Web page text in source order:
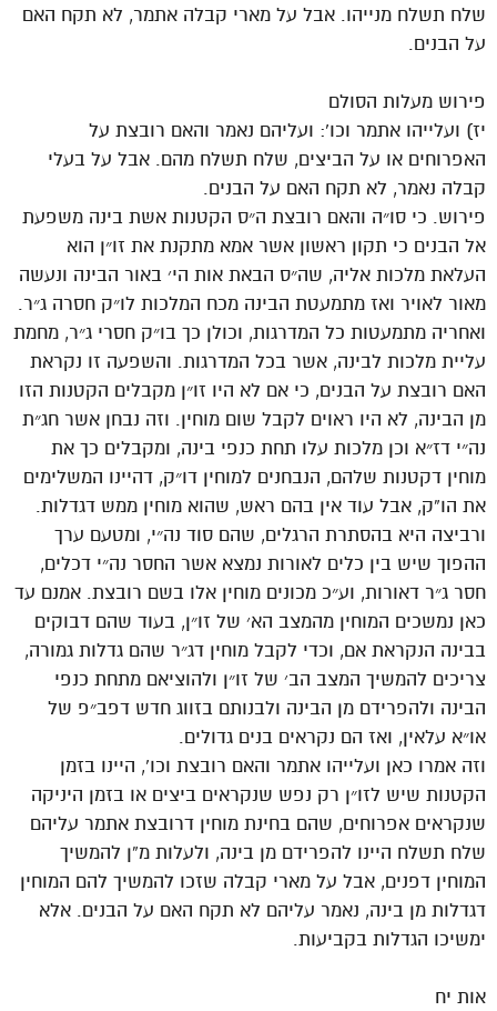
שלח תשלח מנייהו. אבל על מארי קבלה אתמר, לא תקח האם
על הבנים.
פירוש מעלות הסולם
יז) ועלייהו אתמר וכו’: ועליהם נאמר והאם רובצת על
האפרוחים או על הביצים, שלח תשלח מהם. אבל על בעלי
קבלה נאמר, לא תקח האם על הבנים.
פירוש. כי סו״ה והאם רובצת ה״ס הקטנות אשת בינה משפעת
אל הבנים כי תקון ראשון אשר אמא מתקנת את זו״ן הוא
העלאת מלכות אליה, שה״ס הבאת אות הי׳ באור הבינה ונעשה
מאור לאויר ואז מתמעטת הבינה מכח המלכות לו״ק חסרה ג״ר.
ואחריה מתמעטות כל המדרגות, וכולן כך בו״ק חסרי ג״ר, מחמת
עליית מלכות לבינה, אשר בכל המדרגות. והשפעה זו נקראת
האם רובצת על הבנים, כי אם לא היו זו״ן מקבלים הקטנות הזו
מן הבינה, לא היו ראוים לקבל שום מוחין. וזה נבחן אשר חג״ת
נה״י דז״א וכן מלכות עלו תחת כנפי בינה, ומקבלים כך את
מוחין דקטנות שלהם, הנבחנים למוחין דו״ק, דהיינו המשלימים
את הו”ק, אבל עוד אין בהם ראש, שהוא מוחין ממש דגדלות.
ורביצה היא בהסתרת הרגלים, שהם סוד נה״י, ומטעם ערך
ההפוך שיש בין כלים לאורות נמצא אשר החסר נה״י דכלים,
חסר ג״ר דאורות, וע״כ מכונים מוחין אלו בשם רובצת. אמנם עד
כאן נמשכים המוחין מהמצב הא׳ של זו״ן, בעוד שהם דבוקים
בבינה הנקראת אם, וכדי לקבל מוחין דג״ר שהם גדלות גמורה,
צריכים להמשיך המצב הב׳ של זו״ן ולהוציאם מתחת כנפי
הבינה ולהפרידם מן הבינה ולבנותם בזווג חדש דפב״פ של
או״א עלאין, ואז הם נקראים בנים גדולים.
וזה אמרו כאן ועלייהו אתמר והאם רובצת וכו’, היינו בזמן
הקטנות שיש לזו״ן רק נפש שנקראים ביצים או בזמן היניקה
שנקראים אפרוחים, שהם בחינת מוחין דרובצת אתמר עליהם
שלח תשלח היינו להפרידם מן בינה, ולעלות מ”ן להמשיך
המוחין דפנים, אבל על מארי קבלה שזכו להמשיך להם המוחין
דגדלות מן בינה, נאמר עליהם לא תקח האם על הבנים. אלא
ימשיכו הגדלות בקביעות.
אות יח